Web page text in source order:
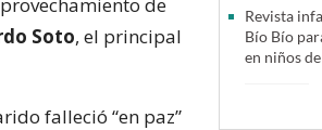
Soto, el principal
falleció “en paz”
Revista
Bío Bío
en niños